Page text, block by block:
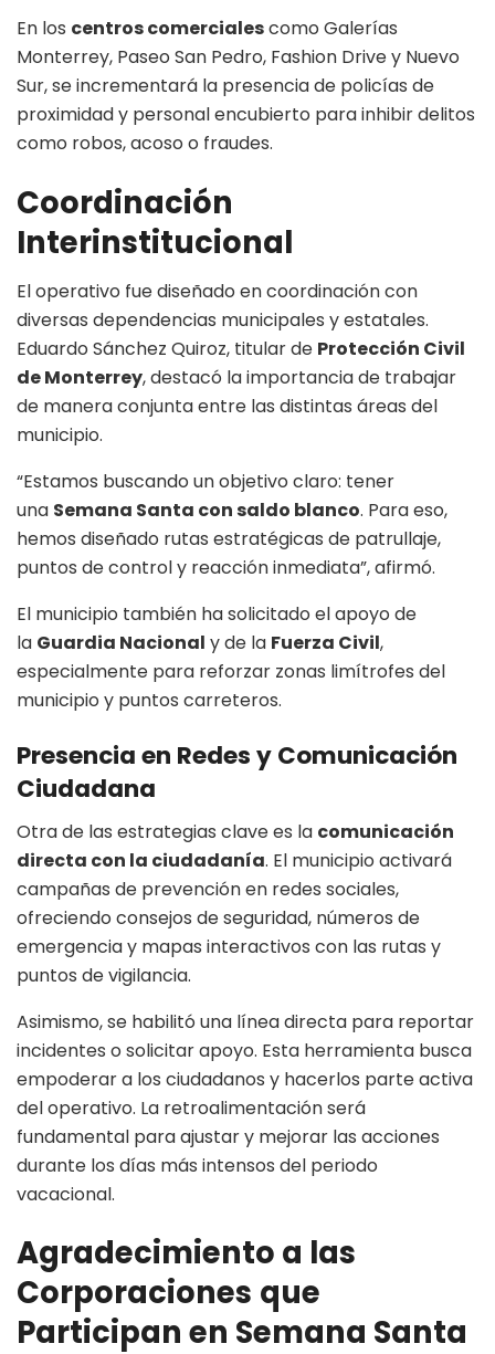
En los centros comercialescomo Galerías
Monterrey, Paseo San Pedro, Fashion Drive y Nuevo
Sur, se incrementará la presencia de policías de
proximidad y personal encubierto para inhibir delitos
como robos, acoso o fraudes.
Coordinación
Interinstitucional
El operativo fue diseñado en coordinación con
diversas dependencias municipales y estatales.
Eduardo Sánchez Quiroz, titular de Protección Civil
de Monterrey, destacó la importancia de trabajar
de manera conjunta entre las distintas áreas del
municipio.
“Estamos buscando un objetivo claro: tener
una Semana Santa con saldo blanco. Para eso,
hemos diseñado rutas estratégicas de patrullaje,
puntos de control y reacción inmediata”, afirmó.
El municipio también ha solicitado el apoyo de
la Guardia Nacional y de la Fuerza Civil,
especialmente para reforzar zonas limítrofes del
municipio y puntos carreteros.
Presencia en Redes y Comunicación
Ciudadana
Otra de las estrategias clave es la comunicación
directa con la ciudadanía. El municipio activará
campañas de prevención en redes sociales,
ofreciendo consejos de seguridad, números de
emergencia y mapas interactivos con las rutas y
puntos de vigilancia.
Asimismo, se habilitó una línea directa para reportar
incidentes o solicitar apoyo. Esta herramienta busca
empoderar a los ciudadanos y hacerlos parte activa
del operativo. La retroalimentación será
fundamental para ajustar y mejorar las acciones
durante los días más intensos del periodo
vacacional.
Agradecimiento a las
Corporaciones que
Participan en Semana Santa